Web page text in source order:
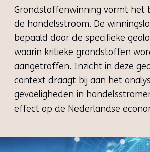
Grondstoffenwinning vormt het
de handelsstroom. De
bepaald door de specifieke
waarin kritieke grondstoffen
aangetroffen. Inzicht in deze
context draagt bij aan het
gevoeligheden in
effect op de Nederlandse